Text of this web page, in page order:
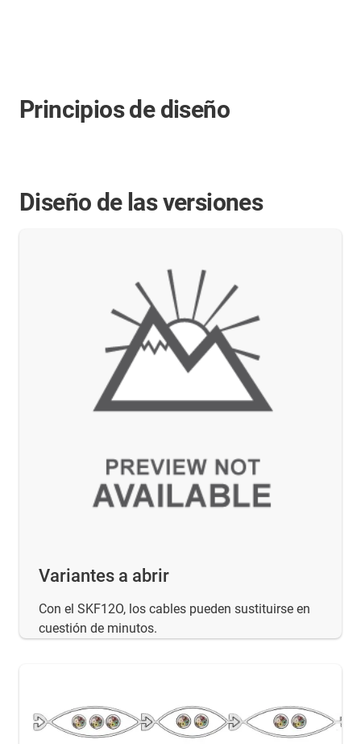
Principios de diseño
Diseño de las versiones
Variantes a abrir
Con el SKF12O, los cables pueden sustituirse en
cuestión de minutos.